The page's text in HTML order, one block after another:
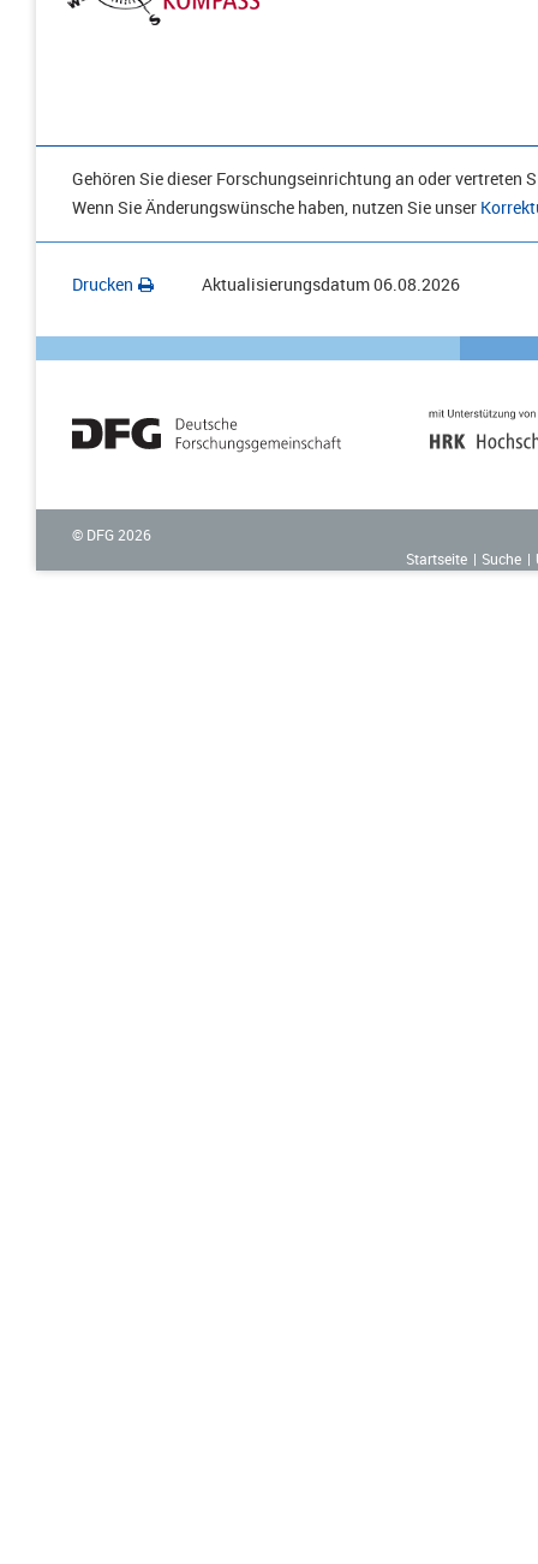
Gehören Sie dieser Forschungseinrichtung an oder vertreten
Wenn Sie Änderungswünsche haben, nutzen Sie unser
Drucken Aktualisierungsdatum06.08.2026
© DFG 2026
Startseite
Suche